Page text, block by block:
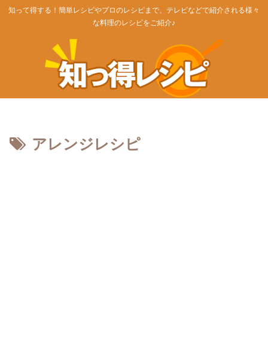
知って得する！簡単レシピやプロのレシピまで、テレビなどで紹介される様々
な料理のレシピをご紹介♪
アレンジレシピ